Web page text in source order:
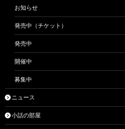
お知らせ
発売中（チケット）
発売中
開催中
募集中
ニュース
小話の部屋